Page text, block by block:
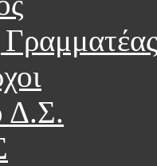
Δ.Σ.